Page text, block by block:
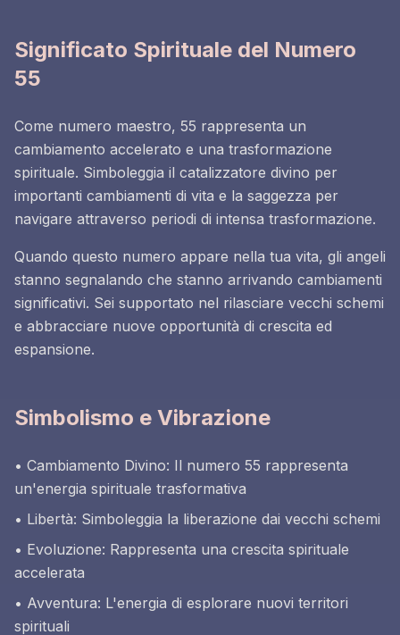
Significato Spirituale del Numero
55
Come numero maestro, 55 rappresenta un
cambiamento accelerato e una trasformazione
spirituale. Simboleggia il catalizzatore divino per
importanti cambiamenti di vita e la saggezza per
navigare attraverso periodi di intensa trasformazione.
Quando questo numero appare nella tua vita, gli angeli
stanno segnalando che stanno arrivando cambiamenti
significativi. Sei supportato nel rilasciare vecchi schemi
e abbracciare nuove opportunità di crescita ed
espansione.
Simbolismo e Vibrazione
• Cambiamento Divino: Il numero 55 rappresenta
un'energia spirituale trasformativa
• Libertà: Simboleggia la liberazione dai vecchi schemi
• Evoluzione: Rappresenta una crescita spirituale
accelerata
• Avventura: L'energia di esplorare nuovi territori
spirituali